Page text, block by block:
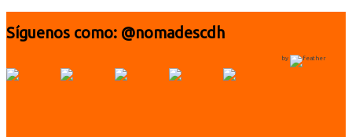
Síguenos como: @nomadescdh
by